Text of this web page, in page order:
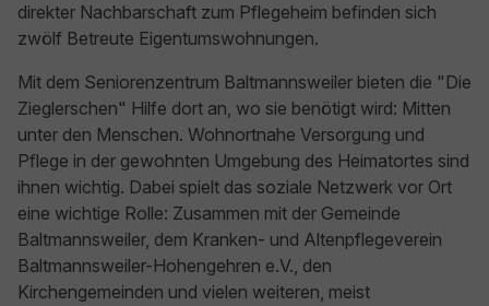
direkter Nachbarschaft zum Pflegeheim befinden sich
zwölf Betreute Eigentumswohnungen.
Mit dem Seniorenzentrum Baltmannsweiler bieten die "Die
Zieglerschen" Hilfe dort an, wo sie benötigt wird: Mitten
unter den Menschen. Wohnortnahe Versorgung und
Pflege in der gewohnten Umgebung des Heimatortes sind
ihnen wichtig. Dabei spielt das soziale Netzwerk vor Ort
eine wichtige Rolle: Zusammen mit der Gemeinde
Baltmannsweiler, dem Kranken- und Altenpflegeverein
Baltmannsweiler-Hohengehren e.V., den
Kirchengemeinden und vielen weiteren, meist